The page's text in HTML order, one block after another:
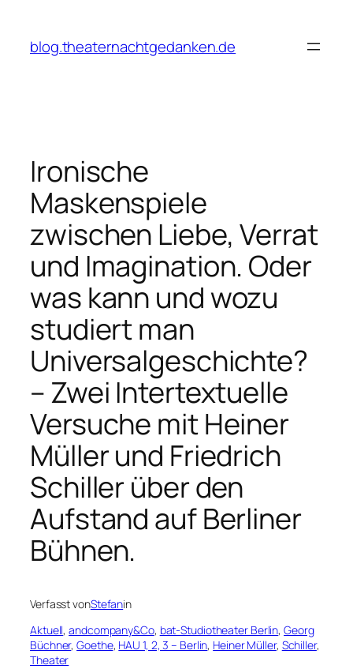
springen
blog.theaternachtgedanken.de
Ironische
Maskenspiele
zwischen Liebe, Verrat
und Imagination. Oder
was kann und wozu
studiert man
Universalgeschichte?
– Zwei Intertextuelle
Versuche mit Heiner
Müller und Friedrich
Schiller über den
Aufstand auf Berliner
Bühnen.
Verfasst vonStefanin
Aktuell, andcompany&Co, bat-Studiotheater Berlin, Georg
Büchner, Goethe, HAU 1, 2, 3 – Berlin, Heiner Müller, Schiller
Theater